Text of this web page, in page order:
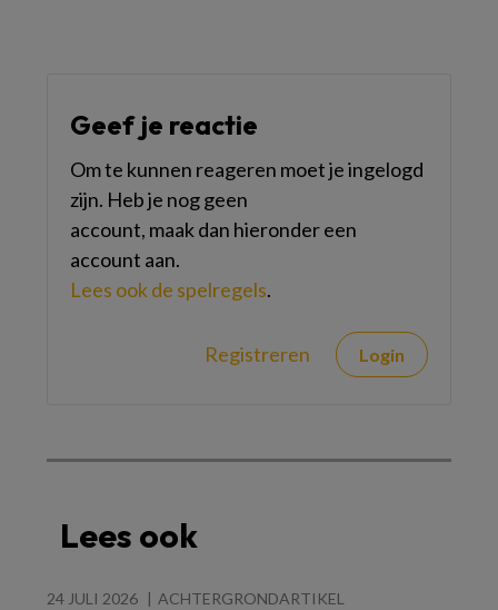
Geef je reactie
Om te kunnen reageren moet je ingelogd
zijn. Heb je nog geen
account, maak dan hieronder een
account aan.
Lees ook de spelregels.
Registreren Login
Lees ook
24 JULI 2026 ACHTERGRONDARTIKEL